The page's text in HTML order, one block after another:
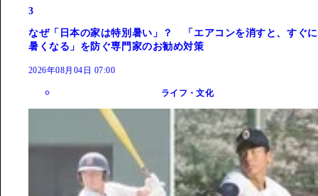
3
なぜ「日本の家は特別暑い」？ 「エアコンを消すと、すぐに
暑くなる」を防ぐ専門家のお勧め対策
2026年08月04日 07:00
ライフ・文化